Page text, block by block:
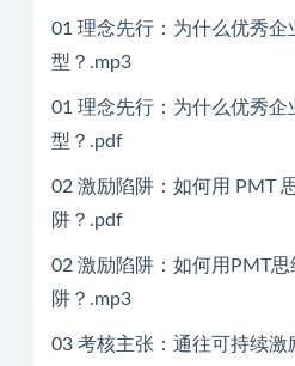
01 理念先行：为什么优秀企
型？.mp3
01 理念先行：为什么优秀企
型？.pdf
02 激励陷阱：如何用 PMT
阱？.pdf
02 激励陷阱：如何用PMT
阱？.mp3
03 考核主张：通往可持续激